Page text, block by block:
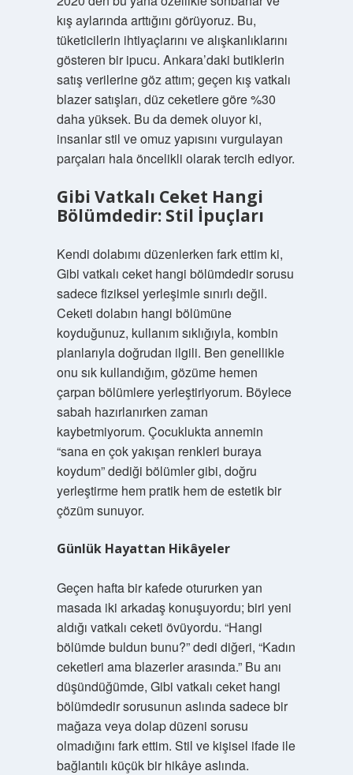
kış aylarında arttığını görüyoruz. Bu,
tüketicilerin ihtiyaçlarını ve alışkanlıklarını
gösteren bir ipucu. Ankara’daki butiklerin
satış verilerine göz attım; geçen kış vatkalı
blazer satışları, düz ceketlere göre %30
daha yüksek. Bu da demek oluyor ki,
insanlar stil ve omuz yapısını vurgulayan
parçaları hala öncelikli olarak tercih ediyor.
Gibi Vatkalı Ceket Hangi
Bölümdedir: Stil İpuçları
Kendi dolabımı düzenlerken fark ettim ki,
Gibi vatkalı ceket hangi bölümdedir sorusu
sadece fiziksel yerleşimle sınırlı değil.
Ceketi dolabın hangi bölümüne
koyduğunuz, kullanım sıklığıyla, kombin
planlarıyla doğrudan ilgili. Ben genellikle
onu sık kullandığım, gözüme hemen
çarpan bölümlere yerleştiriyorum. Böylece
sabah hazırlanırken zaman
kaybetmiyorum. Çocuklukta annemin
“sana en çok yakışan renkleri buraya
koydum” dediği bölümler gibi, doğru
yerleştirme hem pratik hem de estetik bir
çözüm sunuyor.
Günlük Hayattan Hikâyeler
Geçen hafta bir kafede otururken yan
masada iki arkadaş konuşuyordu; biri yeni
aldığı vatkalı ceketi övüyordu. “Hangi
bölümde buldun bunu?” dedi diğeri, “Kadın
ceketleri ama blazerler arasında.” Bu anı
düşündüğümde, Gibi vatkalı ceket hangi
bölümdedir sorusunun aslında sadece bir
mağaza veya dolap düzeni sorusu
olmadığını fark ettim. Stil ve kişisel ifade ile
bağlantılı küçük bir hikâye aslında.